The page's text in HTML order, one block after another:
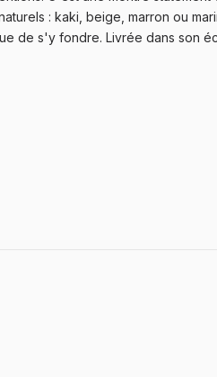
: kaki, beige, marron ou
de s'y fondre. Livrée dans son